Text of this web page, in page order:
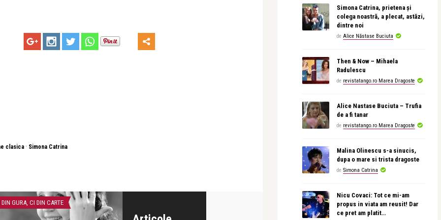
clasica · Simona Catrina
GURA, CI DIN CARTE ALFABETUL
Simona Catrina, prietena și
colega noastră, a plecat, astăzi,
dintre noi
de Alice Năstase Buciuta
Then & Now – Mihaela
Radulescu
de revistatango.ro Marea Dragoste
Alice Nastase Buciuta – Trufia
de a fi tanar
de revistatango.ro Marea Dragoste
Malina Olinescu s-a sinucis,
dupa o mare si trista dragoste
de Simona Catrina
Nicu Covaci: Tot ce mi-am
propus in viata am reusit! Dar
ce pret am platit…